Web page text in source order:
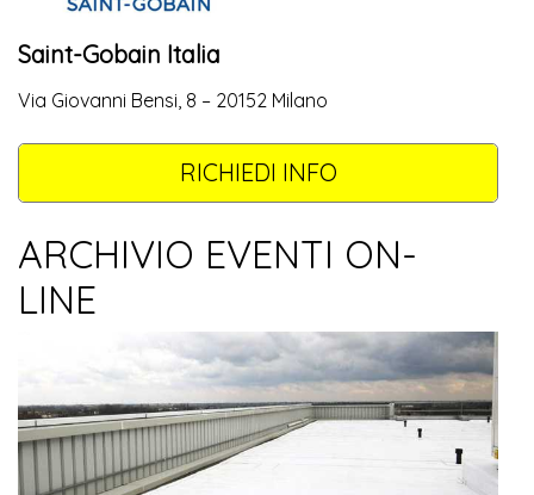
Saint-Gobain Italia
Via Giovanni Bensi, 8 – 20152 Milano
RICHIEDI INFO
ARCHIVIO EVENTI ON-
LINE